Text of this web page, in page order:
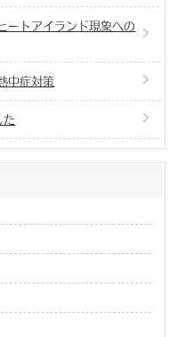
ートアイランド現象への
中症対策
た